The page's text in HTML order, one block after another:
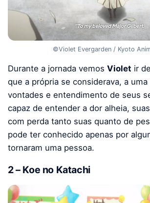
©Violet Evergarden / Kyoto
Durante a jornada vemos Violet ir
que a própria se considerava, a
vontades e entendimento de seus
capaz de entender a dor alheia,
com perda tanto suas quanto de
pode ter conhecido apenas por
tornaram uma pessoa.
2 – Koe no Katachi